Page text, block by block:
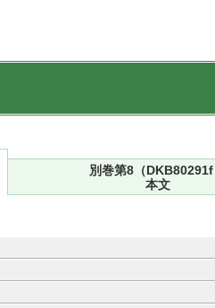
別巻第8（DKB80291f
本文